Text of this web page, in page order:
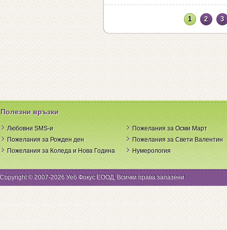
1 2 3
Полезни връзки
Любовни SMS-и
Пожелания за Рожден ден
Пожелания за Коледа и Нова Година
Пожелания за Осми Март
Пожелания за Свети Валентин
Нумерология
Copyright © 2007-2026 Уеб Фокус ЕООД, Всички права запазени